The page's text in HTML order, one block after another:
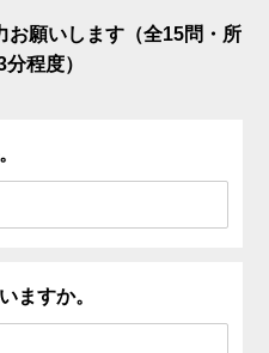
お願いします（全15問・所
程度）
ますか。